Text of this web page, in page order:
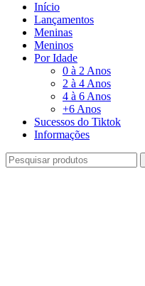
Início
Lançamentos
Meninas
Meninos
Por Idade
0 à 2 Anos
2 à 4 Anos
4 à 6 Anos
+6 Anos
Sucessos do Tiktok
Informações